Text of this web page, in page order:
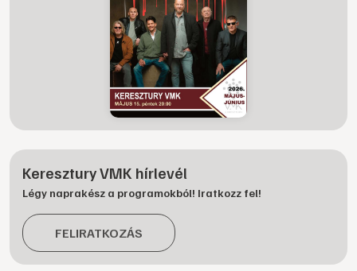
Keresztury VMK hírlevél
Légy naprakész a programokból! Iratkozz fel!
FELIRATKOZÁS